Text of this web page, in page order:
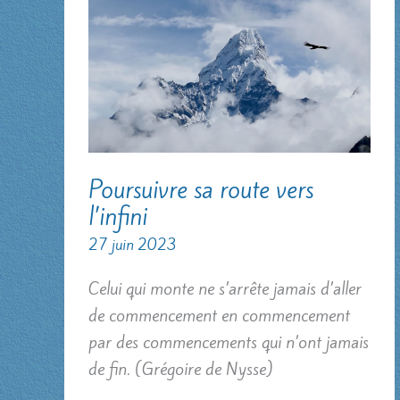
Poursuivre sa route vers
l’infini
27 juin 2023
Celui qui monte ne s’arrête jamais d’aller
de commencement en commencement
par des commencements qui n’ont jamais
de fin. (Grégoire de Nysse)